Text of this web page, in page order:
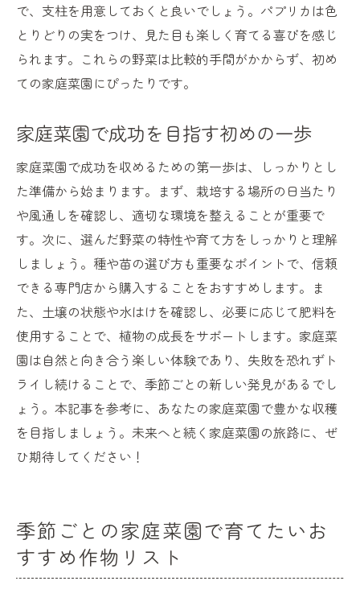
で、支柱を用意しておくと良いでしょう。パプリカは色
とりどりの実をつけ、見た目も楽しく育てる喜びを感じ
られます。これらの野菜は比較的手間がかからず、初め
ての家庭菜園にぴったりです。
家庭菜園で成功を目指す初めの一歩
家庭菜園で成功を収めるための第一歩は、しっかりとし
た準備から始まります。まず、栽培する場所の日当たり
や風通しを確認し、適切な環境を整えることが重要で
す。次に、選んだ野菜の特性や育て方をしっかりと理解
しましょう。種や苗の選び方も重要なポイントで、信頼
できる専門店から購入することをおすすめします。ま
た、土壌の状態や水はけを確認し、必要に応じて肥料を
使用することで、植物の成長をサポートします。家庭菜
園は自然と向き合う楽しい体験であり、失敗を恐れずト
ライし続けることで、季節ごとの新しい発見があるでし
ょう。本記事を参考に、あなたの家庭菜園で豊かな収穫
を目指しましょう。未来へと続く家庭菜園の旅路に、ぜ
ひ期待してください！
季節ごとの家庭菜園で育てたいお
すすめ作物リスト